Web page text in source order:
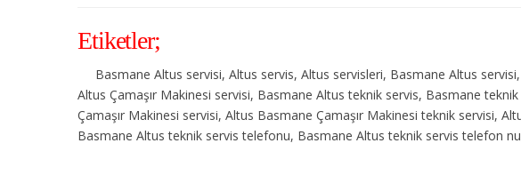
Etiketler;
Basmane Altus servisi, Altus servis, Altus servisleri, Basmane Altus
Altus Çamaşır Makinesi servisi, Basmane Altus teknik servis, Basmane
Çamaşır Makinesi servisi, Altus Basmane Çamaşır Makinesi teknik servisi,
Basmane Altus teknik servis telefonu, Basmane Altus teknik servis telefon